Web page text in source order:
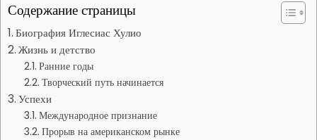
Содержание страницы
Биография Иглесиас Хулио
Жизнь и детство
Ранние годы
Творческий путь начинается
Успехи
Международное признание
Прорыв на американском рынке